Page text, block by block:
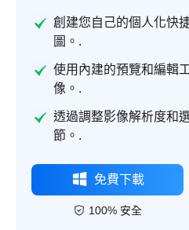
創建您自己的個人化快
圖。.
使用內建的預覽和編輯
像。.
透過調整影像解析度和
節。.
免費下載
100% 安全